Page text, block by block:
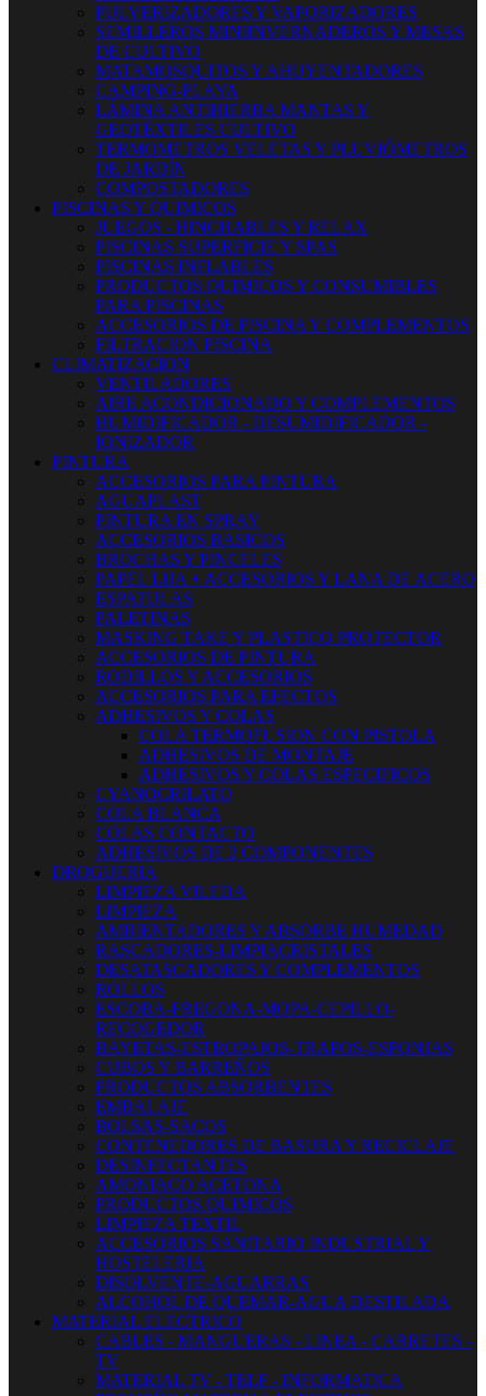
PULVERIZADORES Y VAPORIZADORES
SEMILLEROS MINIINVERNADEROS Y MESAS
DE CULTIVO
MATAMOSQUITOS Y AHUYENTADORES
CAMPING-PLAYA
LÁMINA ANTIHIERBA MANTAS Y
GEOTÉXTILES CULTIVO
TERMOMETROS VELETAS Y PLUVIÓMETROS
DE JARDÍN
COMPOSTADORES
PISCINAS Y QUIMICOS
JUEGOS - HINCHABLES Y RELAX
PISCINAS SUPERFICIE Y SPAS
PISCINAS INFLABLES
PRODUCTOS QUIMICOS Y CONSUMIBLES
PARA PISCINAS
ACCESORIOS DE PISCINA Y COMPLEMENTOS
FILTRACION PISCINA
CLIMATIZACION
VENTILADORES
AIRE ACONDICIONADO Y COMPLEMENTOS
HUMIDIFICADOR - DESUMIDIFICADOR -
IONIZADOR
PINTURA
ACCESORIOS PARA PINTURA
AGUAPLAST
PINTURA EN SPRAY
ACCESORIOS BASICOS
BROCHAS Y PINCELES
PAPEL LIJA + ACCESORIOS Y LANA DE ACERO
ESPATULAS
PALETINAS
MASKING TAKE Y PLASTICO PROTECTOR
ACCESORIOS DE PINTURA
RODILLOS Y ACCESORIOS
ACCESORIOS PARA EFECTOS
ADHESIVOS Y COLAS
COLA TERMOFUSION CON PISTOLA
ADHESIVOS DE MONTAJE
ADHESIVOS Y COLAS ESPECIFICOS
CYANOCRILATO
COLA BLANCA
COLAS CONTACTO
ADHESIVOS DE 2 COMPONENTES
DROGUERIA
LIMPIEZA VILEDA
LIMPIEZA
AMBIENTADORES Y ABSORBE HUMEDAD
RASCADORES-LIMPIACRISTALES
DESATASCADORES Y COMPLEMENTOS
ROLLOS
ESCOBA-FREGONA-MOPA-CEPILLO-
RECOGEDOR
BAYETAS-ESTROPAJOS-TRAPOS-ESPONJAS
CUBOS Y BARREÑOS
PRODUCTOS ABSORBENTES
EMBALAJE
BOLSAS-SACOS
CONTENEDORES DE BASURA Y RECICLAJE
DESINFECTANTES
AMONIACO ACETONA
PRODUCTOS QUIMICOS
LIMPIEZA TEXTIL
ACCESORIOS SANITARIO INDUSTRIAL Y
HOSTELERIA
DISOLVENTE-AGUARRAS
ALCOHOL DE QUEMAR-AGUA DESTILADA
MATERIAL ELECTRICO
CABLES - MANGUERAS - LINEA - CARRETES -
TV
MATERIAL TV - TELF - INFORMATICA